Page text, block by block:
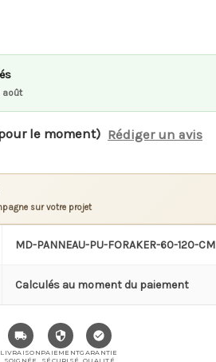
août
le moment) Rédiger un avis
sur votre projet
MD-PANNEAU-PU-FORAKER-60-120-CM
Calculés au moment du paiement
LIVRAISON PAIEMENTGARANTIE